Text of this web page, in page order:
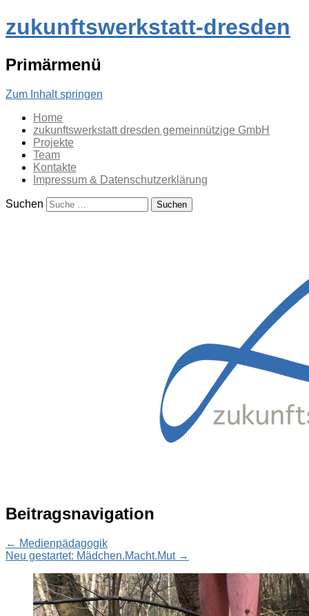
zukunftswerkstatt-dresden
Primärmenü
Zum Inhalt springen
Home
zukunftswerkstatt dresden gemeinnützige GmbH
Projekte
Team
Kontakte
Impressum & Datenschutzerklärung
Suchen
Beitragsnavigation
← Medienpädagogik
Neu gestartet: Mädchen.Macht.Mut →